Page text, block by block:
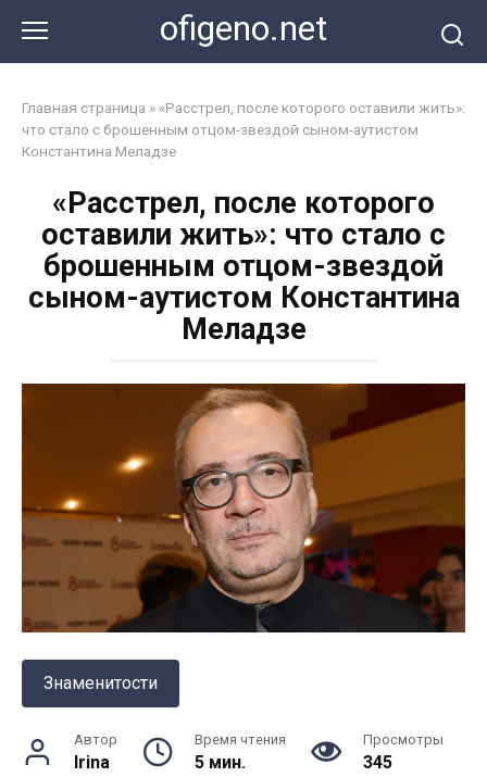
контенту
ofigeno.net
Главная страница » «Расстрел, после которого оставили жить»:
что стало с брошенным отцом-звездой сыном-аутистом
Константина Меладзе
«Расстрел, после которого
оставили жить»: что стало с
брошенным отцом-звездой
сыном-аутистом Константина
Меладзе
Знаменитости
Автор
Irina
Время чтения
5 мин.
Просмотры
345